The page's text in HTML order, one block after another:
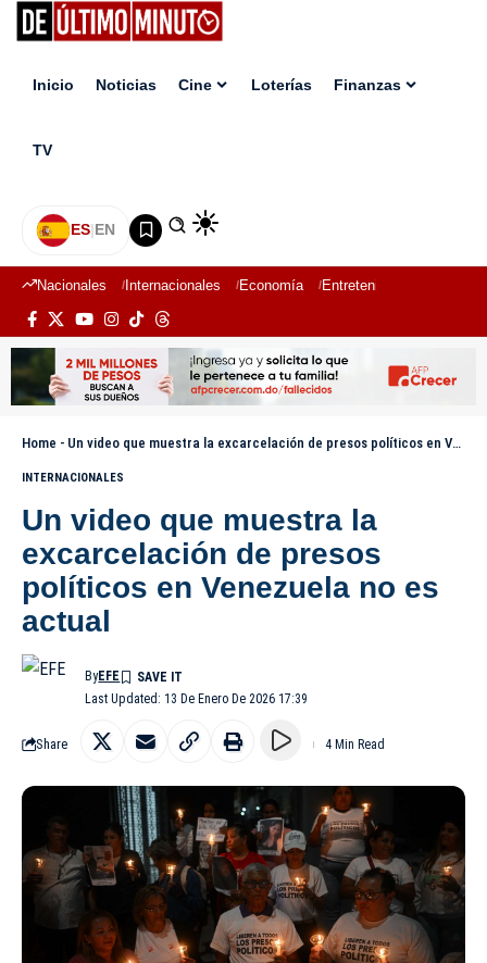
Inicio Noticias Cine Loterías Finanzas
TV
ES|EN
Nacionales Internacionales Economía Entretenimiento
Home - Un video que muestra la excarcelación de presos políticos en Venezuela no es actual
INTERNACIONALES
Un video que muestra la
excarcelación de presos
políticos en Venezuela no es
actual
Last Updated: 13 De Enero De 2026 17:39
ByEFE
Share 4 Min Read